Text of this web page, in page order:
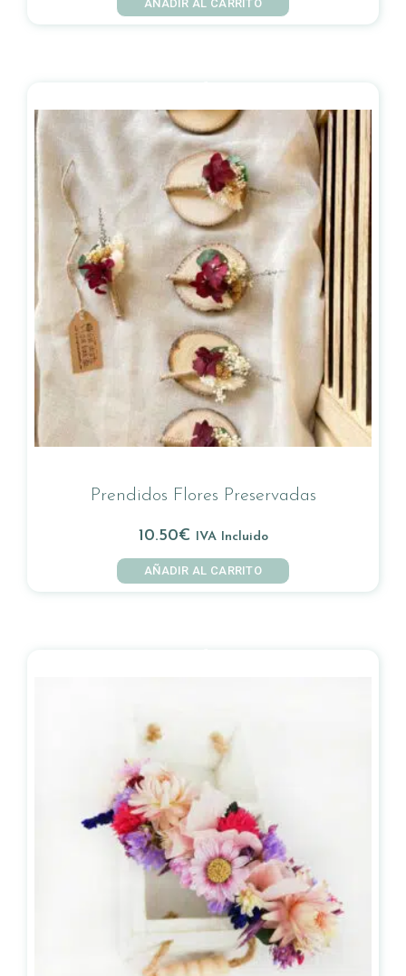
AÑADIR AL CARRITO
Prendidos Flores Preservadas
10.50€ IVA Incluido
AÑADIR AL CARRITO